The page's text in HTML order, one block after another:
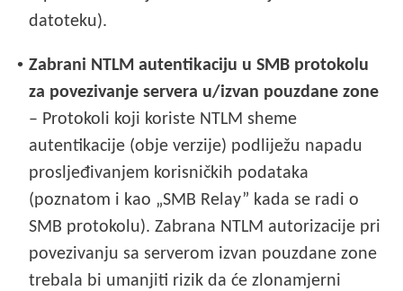
datoteku).
• Zabrani NTLM autentikaciju u SMB protokolu
za povezivanje servera u/izvan pouzdane zone
– Protokoli koji koriste NTLM sheme
autentikacije (obje verzije) podliježu napadu
prosljeđivanjem korisničkih podataka
(poznatom i kao „SMB Relay” kada se radi o
SMB protokolu). Zabrana NTLM autorizacije pri
povezivanju sa serverom izvan pouzdane zone
trebala bi umanjiti rizik da će zlonamjerni